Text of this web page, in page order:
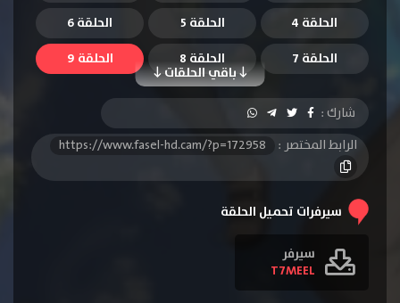
الحلقة 4
الحلقة 5 الحلقة 6
باقي الحلقات
الحلقة 7 الحلقة 8
الحلقة 9
الحلقة 10
الحلقة 11
الحلقة 13
الحلقة 14
شارك :
الرابط المختصر :
https://www.fasel-hd.cam/?p=172958
سيرفرات تحميل الحلقة
سيرفر
T7MEEL